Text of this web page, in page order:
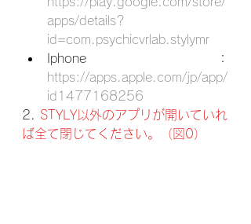
apps/details?
id=com.psychicvrlab.stylymr
Iphone：
https://apps.apple.com/jp/app/
id1477168256
2. STYLY以外のアプリが開いていれ
ば全て閉じてください。（図0）